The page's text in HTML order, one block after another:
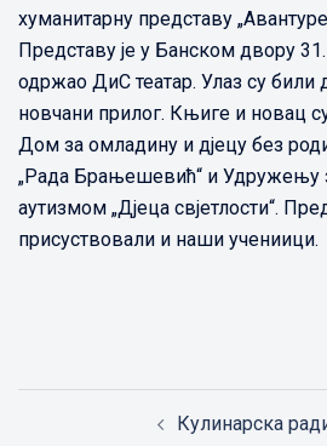
хуманитарну представу
Представу је у Банском двору
одржао ДиС театар. Улаз су били
новчани прилог. Књиге и новац
Дом за омладину и дјецу без
„Рада Брањешевић“ и Удружењу
аутизмом „Дјеца свјетлости“.
присуствовали и наши учениици.
Кулинарска